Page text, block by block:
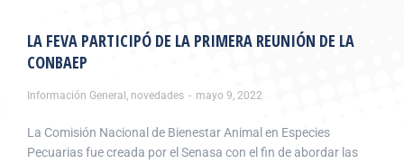
LA FEVA PARTICIPÓ DE LA PRIMERA REUNIÓN DE LA
CONBAEP
Información General , novedades mayo 9, 2022
La Comisión Nacional de Bienestar Animal en Especies
Pecuarias fue creada por el Senasa con el fin de abordar las